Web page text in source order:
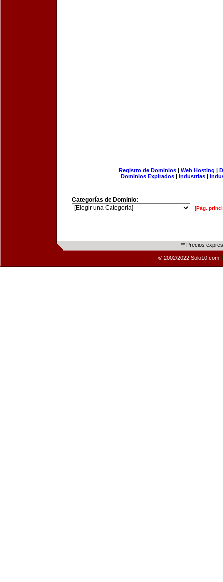
Registro de Dominios| Web Hosting |
Dominios Expirados | Industrias |
Categorías de Dominio:
[Pág.
** Precios
© 2002/2022 Solo10.com